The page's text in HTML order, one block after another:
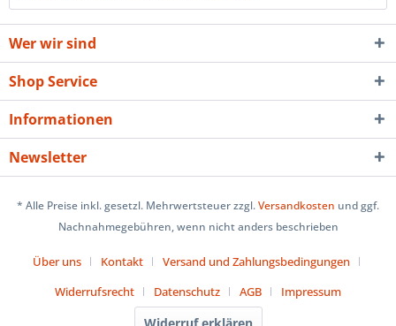
Wer wir sind
Shop Service
Informationen
Newsletter
* Alle Preise inkl. gesetzl. Mehrwertsteuer zzgl.Versandkosten und ggf.
Nachnahmegebühren, wenn nicht anders beschrieben
Über uns Kontakt
Versand und Zahlungsbedingungen
Widerrufsrecht
Datenschutz AGB Impressum